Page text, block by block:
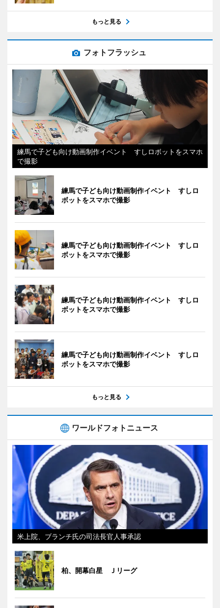
もっと見る
フォトフラッシュ
練馬で子ども向け動画制作イベント すしロボットをスマホ
で撮影
練馬で子ども向け動画制作イベント すしロ
ボットをスマホで撮影
練馬で子ども向け動画制作イベント すしロ
ボットをスマホで撮影
練馬で子ども向け動画制作イベント すしロ
ボットをスマホで撮影
練馬で子ども向け動画制作イベント すしロ
ボットをスマホで撮影
もっと見る
ワールドフォトニュース
米上院、ブランチ氏の司法長官人事承認
柏、開幕白星 Ｊリーグ